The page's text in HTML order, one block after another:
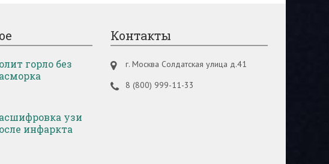
горло без
узи
инфаркта
Контакты
г. Москва Солдатская улица д.41
8 (800) 999-11-33